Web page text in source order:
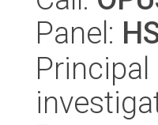
Panel:
Principal